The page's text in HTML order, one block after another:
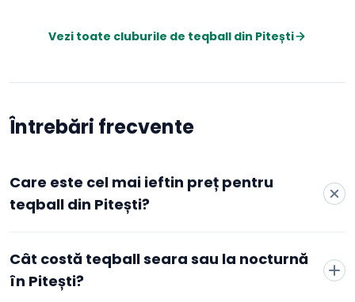
Vezi toate cluburile de teqball din Pitești
Întrebări frecvente
Care este cel mai ieftin preț pentru
teqball din Pitești?
pornesc de la 40 RON/oră, la The Pit Football & More, Pitesti,
conform datelor agregate de Booksport din cluburile active
din oraș. Prețul minim depinde de club, de zonă și de
Cât costă teqball seara sau la nocturnă
în Pitești?